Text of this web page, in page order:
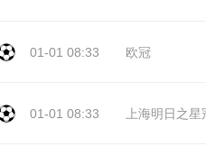
01-01 08:33 欧冠
01-01 08:33 上海明日之